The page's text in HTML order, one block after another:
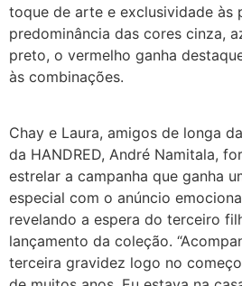
toque de arte e exclusividade às
predominância das cores cinza,
preto, o vermelho ganha
às combinações.
Chay e Laura, amigos de longa
da HANDRED, André Namitala,
estrelar a campanha que ganha
especial com o anúncio
revelando a espera do terceiro
lançamento da coleção.
terceira gravidez logo no